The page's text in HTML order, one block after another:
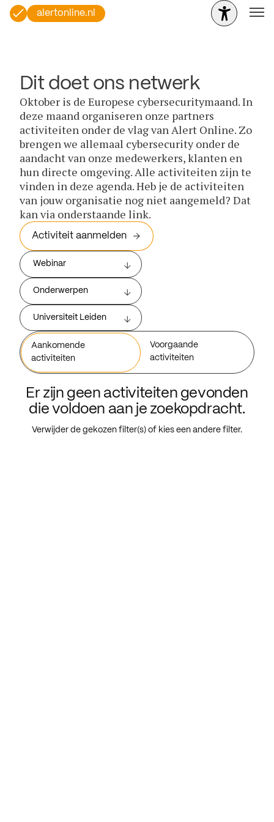
alertonline.nl
Dit doet ons netwerk
Oktober is de Europese cybersecuritymaand. In
deze maand organiseren onze partners
activiteiten onder de vlag van Alert Online. Zo
brengen we allemaal cybersecurity onder de
aandacht van onze medewerkers, klanten en
hun directe omgeving. Alle activiteiten zijn te
vinden in deze agenda. Heb je de activiteiten
van jouw organisatie nog niet aangemeld? Dat
kan via onderstaande link.
Activiteit aanmelden
Webinar
Onderwerpen
Universiteit Leiden
Aankomende
activiteiten
Voorgaande
activiteiten
Er zijn geen activiteiten gevonden
die voldoen aan je zoekopdracht.
Verwijder de gekozen filter(s) of kies een andere filter.